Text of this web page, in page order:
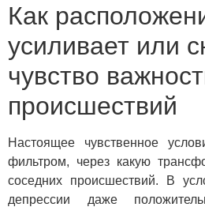
Как
усиливает или
чувство
происшествий
Настоящее чувственное
фильтром, через какую
соседних происшествий. В
депрессии даже